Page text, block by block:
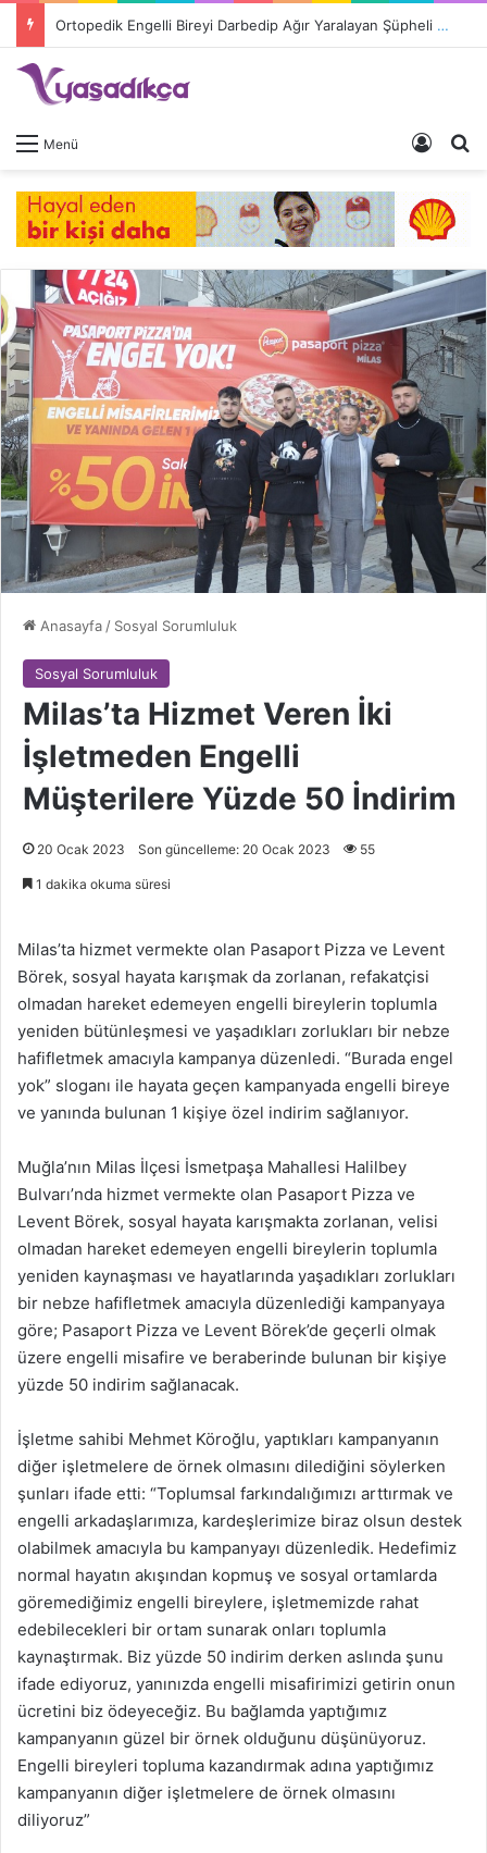
Ortopedik Engelli Bireyi Darbedip Ağır Yaralayan Şüpheli Tutuklandı
Menü Giriş
Anasayfa / Sosyal Sorumluluk
Sosyal Sorumluluk
Milas’ta Hizmet Veren İki
İşletmeden Engelli
Müşterilere Yüzde 50 İndirim
20 Ocak 2023 Son güncelleme: 20 Ocak 2023 55
1 dakika okuma süresi
Milas’ta hizmet vermekte olan Pasaport Pizza ve Levent
Börek, sosyal hayata karışmak da zorlanan, refakatçisi
olmadan hareket edemeyen engelli bireylerin toplumla
yeniden bütünleşmesi ve yaşadıkları zorlukları bir nebze
hafifletmek amacıyla kampanya düzenledi. “Burada engel
yok” sloganı ile hayata geçen kampanyada engelli bireye
ve yanında bulunan 1 kişiye özel indirim sağlanıyor.
Muğla’nın Milas İlçesi İsmetpaşa Mahallesi Halilbey
Bulvarı’nda hizmet vermekte olan Pasaport Pizza ve
Levent Börek, sosyal hayata karışmakta zorlanan, velisi
olmadan hareket edemeyen engelli bireylerin toplumla
yeniden kaynaşması ve hayatlarında yaşadıkları zorlukları
bir nebze hafifletmek amacıyla düzenlediği kampanyaya
göre; Pasaport Pizza ve Levent Börek’de geçerli olmak
üzere engelli misafire ve beraberinde bulunan bir kişiye
yüzde 50 indirim sağlanacak.
İşletme sahibi Mehmet Köroğlu, yaptıkları kampanyanın
diğer işletmelere de örnek olmasını dilediğini söylerken
şunları ifade etti: “Toplumsal farkındalığımızı arttırmak ve
engelli arkadaşlarımıza, kardeşlerimize biraz olsun destek
olabilmek amacıyla bu kampanyayı düzenledik. Hedefimiz
normal hayatın akışından kopmuş ve sosyal ortamlarda
göremediğimiz engelli bireylere, işletmemizde rahat
edebilecekleri bir ortam sunarak onları toplumla
kaynaştırmak. Biz yüzde 50 indirim derken aslında şunu
ifade ediyoruz, yanınızda engelli misafirimizi getirin onun
ücretini biz ödeyeceğiz. Bu bağlamda yaptığımız
kampanyanın güzel bir örnek olduğunu düşünüyoruz.
Engelli bireyleri topluma kazandırmak adına yaptığımız
kampanyanın diğer işletmelere de örnek olmasını
diliyoruz”